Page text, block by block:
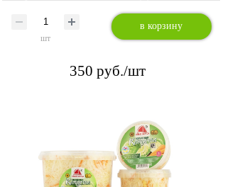
шт
в корзину
350 руб./шт